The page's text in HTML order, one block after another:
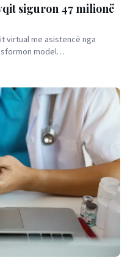
siguron 47 milionë
virtual me asistencë nga
model…